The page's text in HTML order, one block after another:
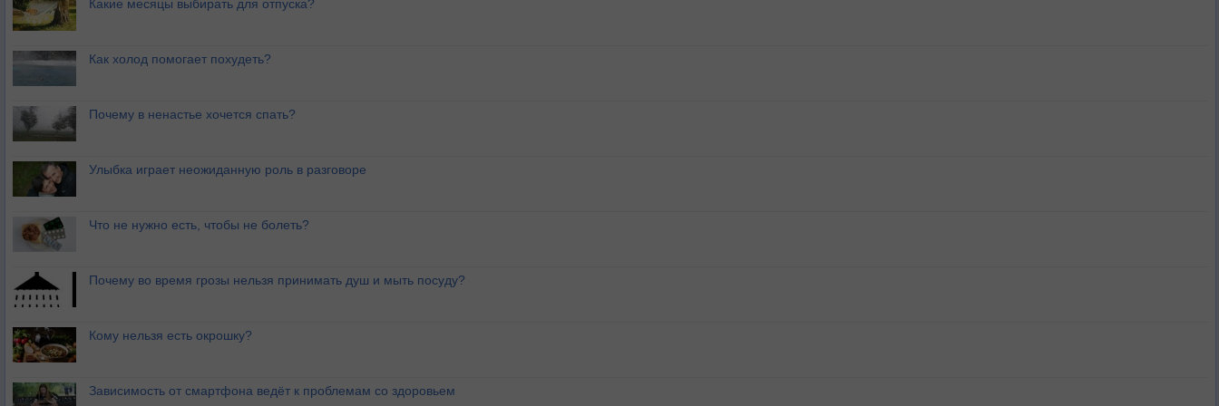
Какие месяцы выбирать для отпуска?
Как холод помогает похудеть?
Почему в ненастье хочется спать?
Улыбка играет неожиданную роль в разговоре
Что не нужно есть, чтобы не болеть?
Почему во время грозы нельзя принимать душ и мыть посуду?
Кому нельзя есть окрошку?
Зависимость от смартфона ведёт к проблемам со здоровьем